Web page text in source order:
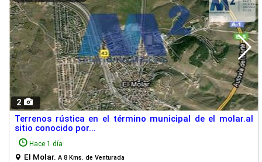
2
Terrenos rústica en el término municipal de el molar.al
sitio conocido por...
Hace 1 día
El Molar. A 8 Kms. de Venturada